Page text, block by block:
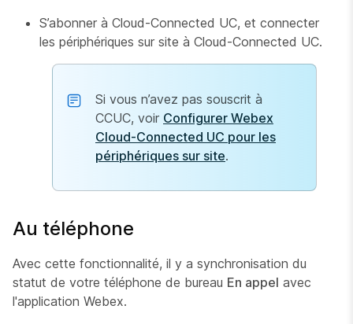
S’abonner à Cloud-Connected UC, et connecter
les périphériques sur site à Cloud-Connected UC.
Si vous n’avez pas souscrit à
CCUC, voir Configurer Webex
Cloud-Connected UC pour les
périphériques sur site.
Au téléphone
Avec cette fonctionnalité, il y a synchronisation du
statut de votre téléphone de bureau En appel avec
l'application Webex.